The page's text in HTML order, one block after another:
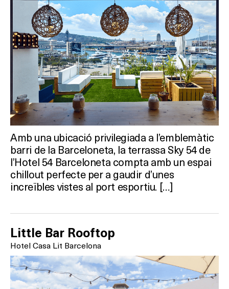
Amb una ubicació privilegiada a l’emblemàtic
barri de la Barceloneta, la terrassa Sky 54 de
l’Hotel 54 Barceloneta compta amb un espai
chillout perfecte per a gaudir d’unes
increïbles vistes al port esportiu. […]
Little Bar Rooftop
Hotel Casa Lit Barcelona